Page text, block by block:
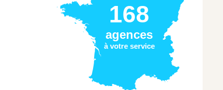
168
agences
à votre service